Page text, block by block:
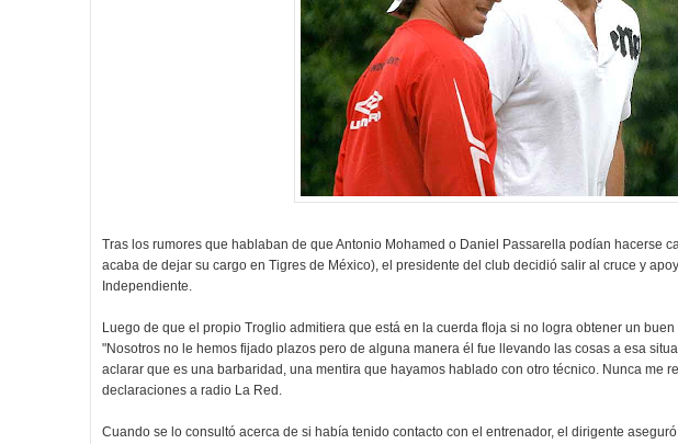
Tras los rumores que hablaban de que Antonio Mohamed o Daniel Passarella podían hacerse
acaba de dejar su cargo en Tigres de México), el presidente del club decidió salir al cruce y
Independiente.
Luego de que el propio Troglio admitiera que está en la cuerda floja si no logra obtener un
"Nosotros no le hemos fijado plazos pero de alguna manera él fue llevando las cosas a esa
aclarar que es una barbaridad, una mentira que hayamos hablado con otro técnico. Nunca me
declaraciones a radio La Red.
Cuando se lo consultó acerca de si había tenido contacto con el entrenador, el dirigente